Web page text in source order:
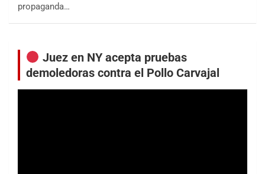
propaganda…
Juez en NY acepta pruebas
demoledoras contra el Pollo Carvajal